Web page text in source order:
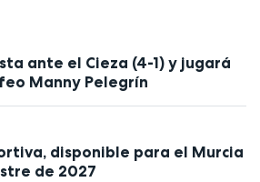
ante el Cieza (4-1) y jugará
Manny Pelegrín
disponible para el Murcia
de 2027